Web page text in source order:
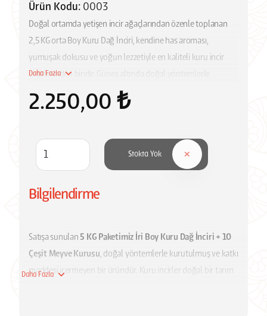
Ürün Kodu: 0003
Doğal ortamda yetişen incir ağaçlarından özenle toplanan
2,5 KG orta Boy Kuru Dağ İnciri, kendine has aroması,
yumuşak dokusu ve yoğun lezzetiyle en kaliteli kuru incir
çeşitlerinden biridir. Güneş altında doğal yöntemlerle
kurutulan bu özel incirler, hiçbir katkı maddesi kullanılmadan
hazırlanır ve tazeliğini koruyacak şekilde paketlenerek sizlere
Daha Fazla
2.250,00 ₺
Stokta Yok
Bilgilendirme
Satışa sunulan 5 KG Paketimiz İri Boy Kuru Dağ İnciri + 10
Çeşit Meyve Kurusu, doğal yöntemlerle kurutulmuş ve katkı
maddesi içermeyen bir üründür. Kuru incirler doğal bir tarım
Daha Fazla